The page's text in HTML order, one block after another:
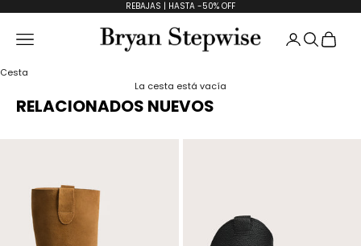
REBAJAS | HASTA -50% OFF
Abrir menú de navegaciónBryan Stepwise
AbrirAbrir
Cesta
La cesta está vacía
RELACIONADOS NUEVOS